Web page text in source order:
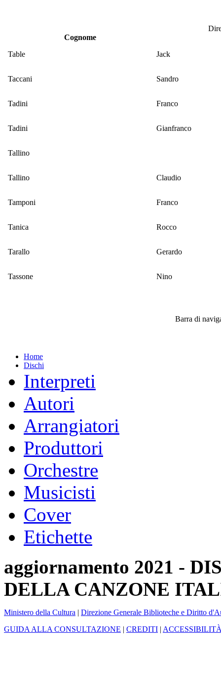
Cognome
Table
Jack
Taccani Sandro
Tadini Franco
Tadini Gianfranco
Tallino
Tallino Claudio
Tamponi Franco
Tanica Rocco
Tarallo Gerardo
Tassone Nino
Barra di
Home
Dischi
Interpreti
Autori
Arrangiatori
Produttori
Orchestre
Musicisti
Cover
Etichette
aggiornamento 2021 -
DELLA CANZONE
Ministero della Cultura | Direzione Generale Biblioteche e Diritto
GUIDA ALLA CONSULTAZIONE | CREDITI |